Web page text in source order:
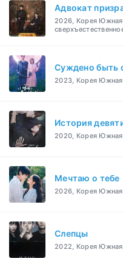
Адвокат
2026, Корея
Суждено быть
2023, Корея
История
2020, Корея
Мечтаю о тебе
2026, Корея
Слепцы
2022, Корея